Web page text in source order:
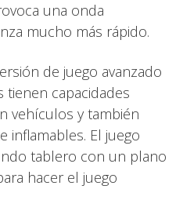
una onda
mucho más rápido.
de juego avanzado
capacidades
vehículos y también
inflamables. El juego
tablero con un plano
hacer el juego